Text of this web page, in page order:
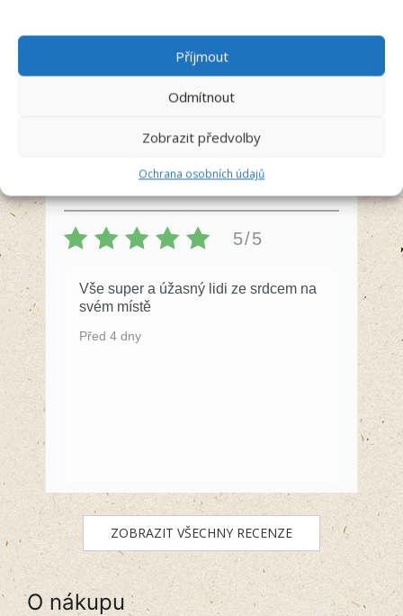
Příjmout
Odmítnout
Zobrazit předvolby
Ochrana osobních údajů
Recenzent
5/5
Vše super a úžasný lidi ze srdcem na
svém místě
Před 4 dny
ZOBRAZIT VŠECHNY RECENZE
O nákupu